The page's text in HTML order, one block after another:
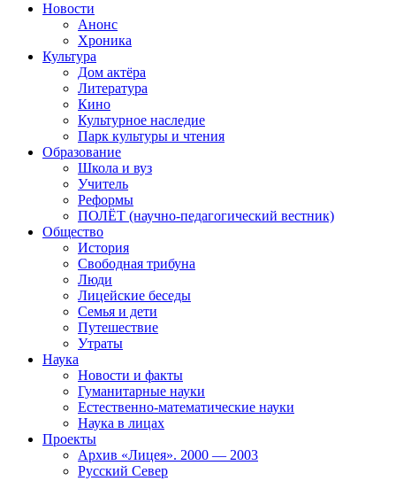
Новости
Анонс
Хроника
Культура
Дом актёра
Литература
Кино
Культурное наследие
Парк культуры и чтения
Образование
Школа и вуз
Учитель
Реформы
ПОЛЁТ (научно-педагогический вестник)
Общество
История
Свободная трибуна
Люди
Лицейские беседы
Семья и дети
Путешествие
Утраты
Наука
Новости и факты
Гуманитарные науки
Естественно-математические науки
Наука в лицах
Проекты
Архив «Лицея». 2000 — 2003
Русский Север